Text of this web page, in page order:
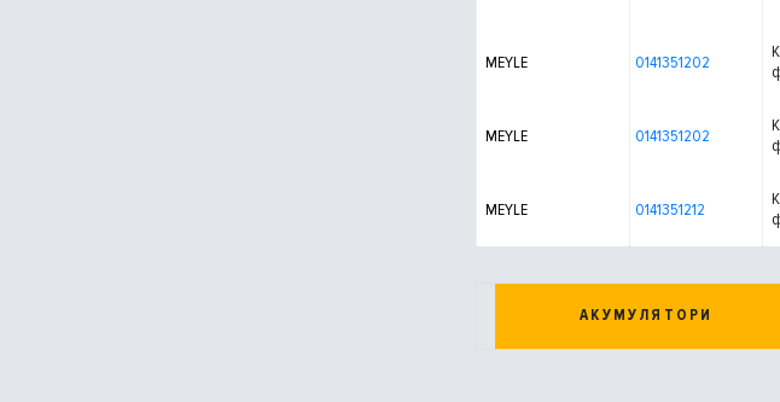
MEYLE 0141351202
MEYLE 0141351202
MEYLE 0141351212
АКУМУЛЯТОРИ